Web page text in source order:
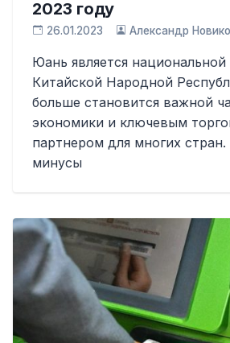
2023 году
26.01.2023 Александр
Юань является
Китайской Народной
больше становится важной
экономики и ключевым
партнером для многих
минусы